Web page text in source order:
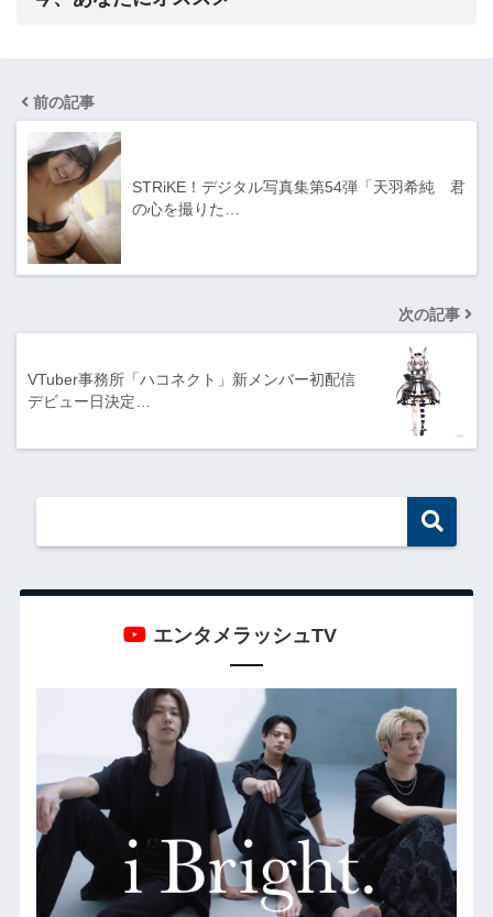
前の記事
STRiKE！デジタル写真集第54弾「天羽希純 君
の心を撮りた…
次の記事
VTuber事務所「ハコネクト」新メンバー初配信
デビュー日決定…
エンタメラッシュTV